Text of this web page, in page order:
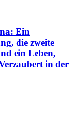
Ein
die zweite
ein Leben,
in der